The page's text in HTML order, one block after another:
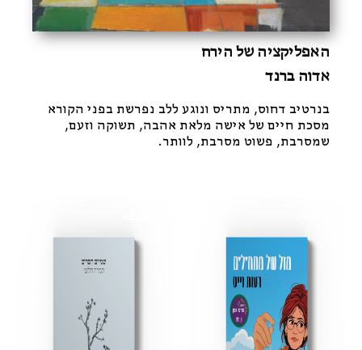
האפליקציה של הירח
אדוה ברנד
בנרטיב דחוס, מתריס ונוגע ללב נפרשת בפני הקורא
מסכת חיים של אישה מלאת אהבה, תשוקה וזעם,
שמסרבת, פשוט מסרבת, לוותר.